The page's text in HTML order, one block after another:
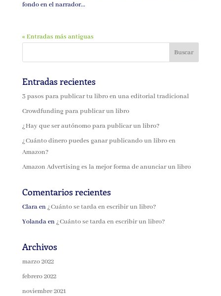
fondo en el narrador...
« Entradas más antiguas
Entradas recientes
3 pasos para publicar tu libro en una editorial tradicional
Crowdfunding para publicar un libro
¿Hay que ser autónomo para publicar un libro?
¿Cuánto dinero puedes ganar publicando un libro en
Amazon?
Amazon Advertising es la mejor forma de anunciar un libro
Comentarios recientes
Claraen¿Cuánto se tarda en escribir un libro?
Yolandaen¿Cuánto se tarda en escribir un libro?
Archivos
marzo 2022
febrero 2022
noviembre 2021